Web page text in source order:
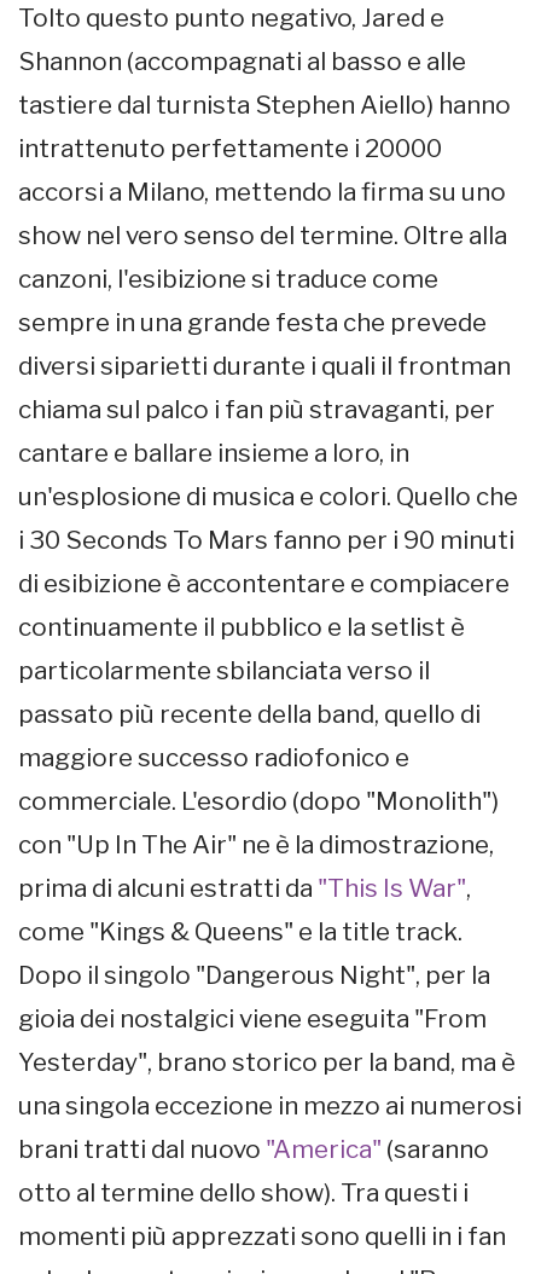
Tolto questo punto negativo, Jared e
Shannon (accompagnati al basso e alle
tastiere dal turnista Stephen Aiello) hanno
intrattenuto perfettamente i 20000
accorsi a Milano, mettendo la firma su uno
show nel vero senso del termine. Oltre alla
canzoni, l'esibizione si traduce come
sempre in una grande festa che prevede
diversi siparietti durante i quali il frontman
chiama sul palco i fan più stravaganti, per
cantare e ballare insieme a loro, in
un'esplosione di musica e colori. Quello che
i 30 Seconds To Mars fanno per i 90 minuti
di esibizione è accontentare e compiacere
continuamente il pubblico e la setlist è
particolarmente sbilanciata verso il
passato più recente della band, quello di
maggiore successo radiofonico e
commerciale. L'esordio (dopo "Monolith")
con "Up In The Air" ne è la dimostrazione,
prima di alcuni estratti da "This Is War",
come "Kings & Queens" e la title track.
Dopo il singolo "Dangerous Night", per la
gioia dei nostalgici viene eseguita "From
Yesterday", brano storico per la band, ma è
una singola eccezione in mezzo ai numerosi
brani tratti dal nuovo "America" (saranno
otto al termine dello show). Tra questi i
momenti più apprezzati sono quelli in i fan